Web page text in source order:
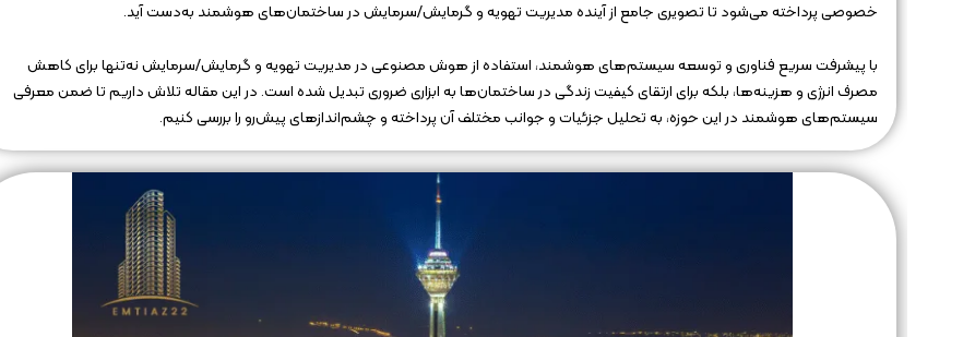
خصوصی پرداخته می‌شود تا تصویری جامع از آینده مدیریت تهویه و گرمایش/سرمایش در ساختمان‌های هوشمند به‌دست آید.
با پیشرفت سریع فناوری و توسعه سیستم‌های هوشمند، استفاده از هوش مصنوعی در مدیریت تهویه و گرمایش/سرمایش نه‌تنها برای کاهش
مصرف انرژی و هزینه‌ها، بلکه برای ارتقای کیفیت زندگی در ساختمان‌ها به ابزاری ضروری تبدیل شده است. در این مقاله تلاش داریم تا ضمن معرفی
سیستم‌های هوشمند در این حوزه، به تحلیل جزئیات و جوانب مختلف آن پرداخته و چشم‌اندازهای پیش‌رو را بررسی کنیم.